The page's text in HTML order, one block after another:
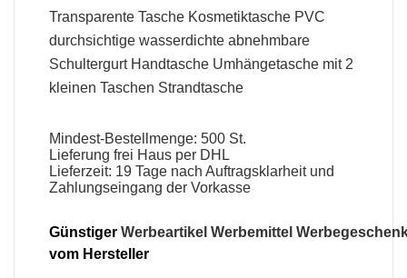
Transparente Tasche Kosmetiktasche PVC
durchsichtige wasserdichte abnehmbare
Schultergurt Handtasche Umhängetasche mit 2
kleinen Taschen Strandtasche
Mindest-Bestellmenge: 500 St.
Lieferung frei Haus per DHL
Lieferzeit: 19 Tage nach Auftragsklarheit und
Zahlungseingang der Vorkasse
GünstigerWerbeartikel Werbemittel
vom Hersteller